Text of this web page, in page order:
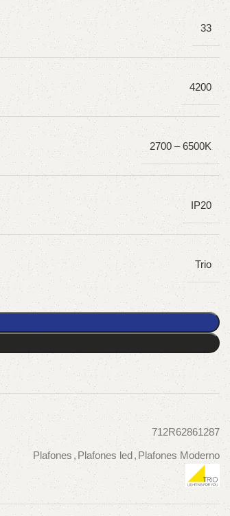
33
4200
2700 – 6500K
IP20
Trio
712R62861287
Plafones, Plafones led, Plafones Moderno